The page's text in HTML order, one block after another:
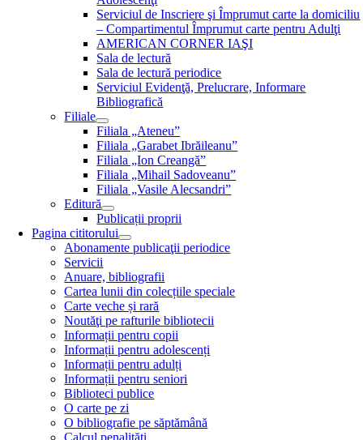
Serviciul de Inscriere şi Împrumut carte la domiciliu
– Compartimentul Împrumut carte pentru Adulţi
AMERICAN CORNER IAŞI
Sala de lectură
Sala de lectură periodice
Serviciul Evidenţă, Prelucrare, Informare
Bibliografică
Filiale
Filiala „Ateneu”
Filiala „Garabet Ibrăileanu”
Filiala „Ion Creangă”
Filiala „Mihail Sadoveanu”
Filiala „Vasile Alecsandri”
Editură
Publicații proprii
Pagina cititorului
Abonamente publicaţii periodice
Servicii
Anuare, bibliografii
Cartea lunii din colecțiile speciale
Carte veche și rară
Noutăţi pe rafturile bibliotecii
Informații pentru copii
Informații pentru adolescenți
Informații pentru adulți
Informații pentru seniori
Biblioteci publice
O carte pe zi
O bibliografie pe săptămână
Calcul penalități